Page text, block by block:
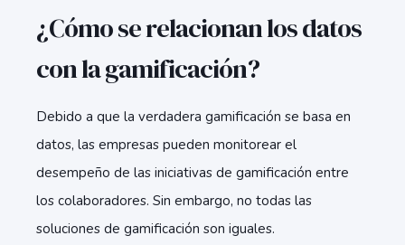
¿Cómo se relacionan los datos
con la gamificación?
Debido a que la verdadera gamificación se basa en
datos, las empresas pueden monitorear el
desempeño de las iniciativas de gamificación entre
los colaboradores. Sin embargo, no todas las
soluciones de gamificación son iguales.